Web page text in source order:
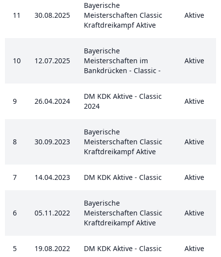
11 30.08.2025
Bayerische
Meisterschaften Classic
Kraftdreikampf Aktive
Aktive
10 12.07.2025
Bayerische
Meisterschaften im
Bankdrücken - Classic -
Aktive
9 26.04.2024
DM KDK Aktive - Classic
2024
Aktive
8 30.09.2023
Bayerische
Meisterschaften Classic
Kraftdreikampf Aktive
Aktive
7 14.04.2023 DM KDK Aktive - Classic Aktive
6 05.11.2022
Bayerische
Meisterschaften Classic
Kraftdreikampf Aktive
Aktive
5 19.08.2022 DM KDK Aktive - Classic Aktive